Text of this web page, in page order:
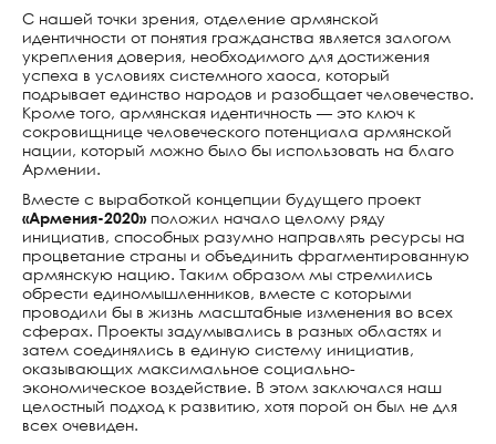
С нашей точки зрения, отделение армянской
идентичности от понятия гражданства является залогом
укрепления доверия, необходимого для достижения
успеха в условиях системного хаоса, который
подрывает единство народов и разобщает человечество.
Кроме того, армянская идентичность — это ключ к
сокровищнице человеческого потенциала армянской
нации, который можно было бы использовать на благо
Армении.
Вместе с выработкой концепции будущего проект
«Армения-2020»положил начало целому ряду
инициатив, способных разумно направлять ресурсы на
процветание страны и объединить фрагментированную
армянскую нацию. Таким образом мы стремились
обрести единомышленников, вместе с которыми
проводили бы в жизнь масштабные изменения во всех
сферах. Проекты задумывались в разных областях и
затем соединялись в единую систему инициатив,
оказывающих максимальное социально-
экономическое воздействие. В этом заключался наш
целостный подход к развитию, хотя порой он был не для
всех очевиден.